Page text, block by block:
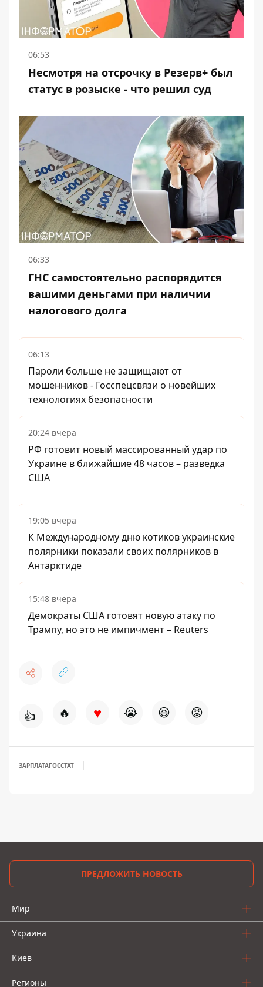
06:53
Несмотря на отсрочку в Резерв+ был
статус в розыске - что решил суд
06:33
ГНС самостоятельно распорядится
вашими деньгами при наличии
налогового долга
06:13
Пароли больше не защищают от
мошенников - Госспецсвязи о новейших
технологиях безопасности
20:24 вчера
РФ готовит новый массированный удар по
Украине в ближайшие 48 часов – разведка
США
19:05 вчера
К Международному дню котиков украинские
полярники показали своих полярников в
Антарктиде
15:48 вчера
Демократы США готовят новую атаку по
Трампу, но это не импичмент – Reuters
👍 🔥 ♥ 😭 😆 😡
ЗАРПЛАТАГОССТАТ
ПРЕДЛОЖИТЬ НОВОСТЬ
Мир
Украина
Киев
Регионы